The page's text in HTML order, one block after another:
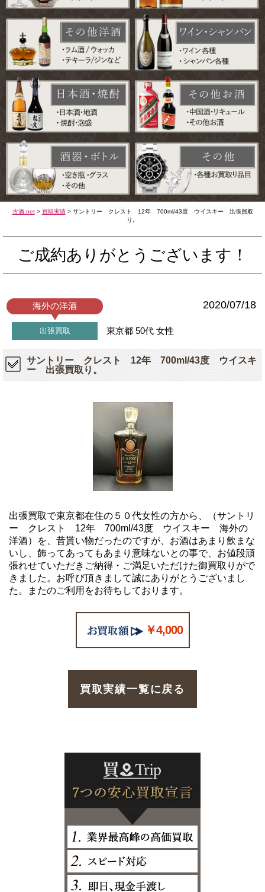
古酒.net> 買取実績> サントリー クレスト 12年 700ml/43度 ウイスキー 出張買取
り。
ご成約ありがとうございます！
海外の洋酒 2020/07/18
出張買取 東京都 50代 女性
サントリー クレスト 12年 700ml/43度 ウイスキ
ー 出張買取り。
出張買取で東京都在住の５０代女性の方から、（サントリ
ー クレスト 12年 700ml/43度 ウイスキー 海外の
洋酒）を、昔貰い物だったのですが、お酒はあまり飲まな
いし、飾ってあってもあまり意味ないとの事で、お値段頑
張れせていただきご納得・ご満足いただけた御買取りがで
きました。お呼び頂きまして誠にありがとうございまし
た。またのご利用をお待ちしております。
￥4,000
買取実績一覧に戻る